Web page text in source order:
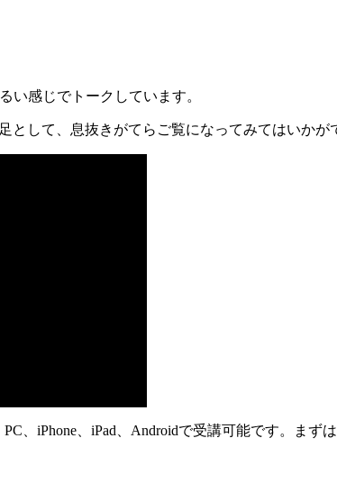
い感じでトークしています。
して、息抜きがてらご覧になってみてはいかが
、iPhone、iPad、Androidで受講可能です。まず